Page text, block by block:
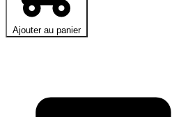
Ajouter au panier